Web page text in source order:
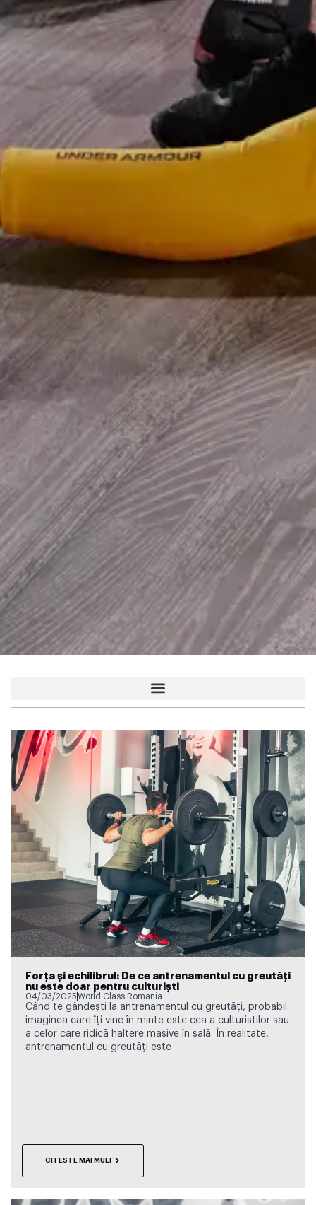
Forța și echilibrul: De ce antrenamentul cu greutăți
nu este doar pentru culturiști
04/03/2025World Class Romania
Când te gândești la antrenamentul cu greutăți, probabil
imaginea care îți vine în minte este cea a culturistilor sau
a celor care ridică haltere masive în sală. În realitate,
antrenamentul cu greutăți este
CITESTE MAI MULT